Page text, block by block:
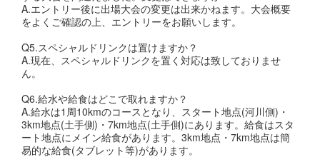
A.エントリー後に出場大会の変更は出来かねます。大会概要
をよくご確認の上、エントリーをお願いします。
Q5.スペシャルドリンクは置けますか？
A.現在、スペシャルドリンクを置く対応は致しておりませ
ん。
Q6.給水や給食はどこで取れますか？
A.給水は1周10kmのコースとなり、スタート地点(河川側)・
3km地点(土手側)・7km地点(土手側)にあります。給食はスタ
ート地点にメイン給食があります。3km地点・7km地点は簡
易的な給食(タブレット等)があります。